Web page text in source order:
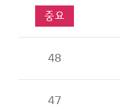
중요
48
47